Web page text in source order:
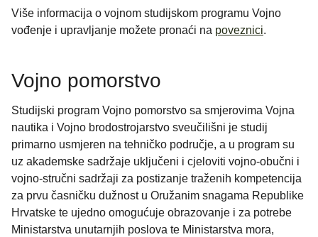
Više informacija o vojnom studijskom programu Vojno
vođenje i upravljanje možete pronaći na poveznici.
Vojno pomorstvo
Studijski program Vojno pomorstvo sa smjerovima Vojna
nautika i Vojno brodostrojarstvo sveučilišni je studij
primarno usmjeren na tehničko područje, a u program su
uz akademske sadržaje uključeni i cjeloviti vojno-obučni i
vojno-stručni sadržaji za postizanje traženih kompetencija
za prvu časničku dužnost u Oružanim snagama Republike
Hrvatske te ujedno omogućuje obrazovanje i za potrebe
Ministarstva unutarnjih poslova te Ministarstva mora,